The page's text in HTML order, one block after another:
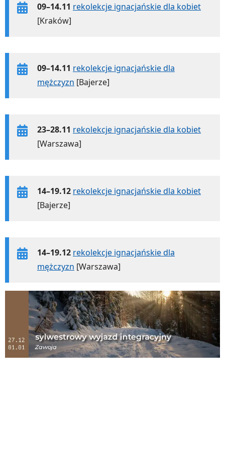
09–14.11 rekolekcje ignacjańskie dla kobiet
[Kraków]
09–14.11 rekolekcje ignacjańskie dla
mężczyzn [Bajerze]
23–28.11 rekolekcje ignacjańskie dla kobiet
[Warszawa]
14–19.12 rekolekcje ignacjańskie dla kobiet
[Bajerze]
14–19.12 rekolekcje ignacjańskie dla
mężczyzn [Warszawa]